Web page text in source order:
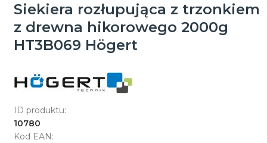
Siekiera rozłupująca z trzonkiem
z drewna hikorowego 2000g
HT3B069 Högert
ID produktu:
10780
Kod EAN: